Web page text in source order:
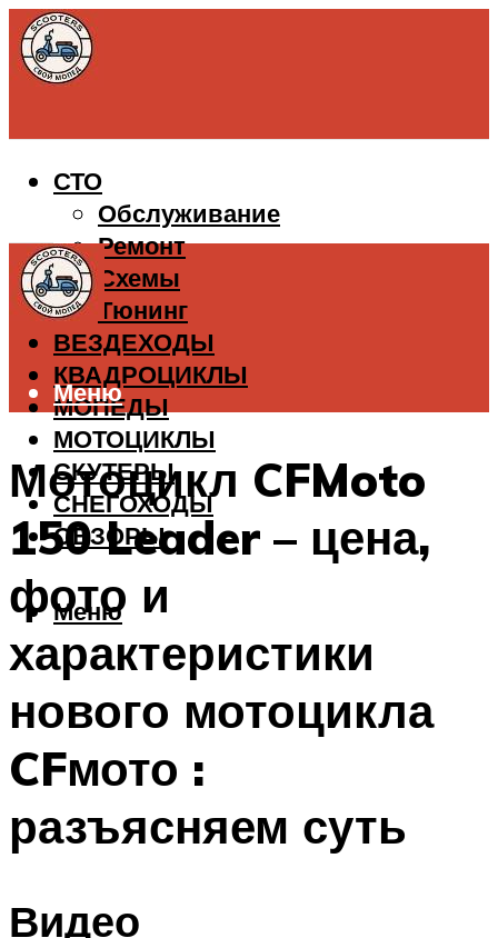
СТО
Обслуживание
Ремонт
Схемы
Тюнинг
ВЕЗДЕХОДЫ
КВАДРОЦИКЛЫ
МОПЕДЫ
МОТОЦИКЛЫ
СКУТЕРЫ
СНЕГОХОДЫ
ОБЗОРЫ
Меню
Меню
Мотоцикл CFMoto
150 Leader – цена,
фото и
характеристики
нового мотоцикла
CFмото :
разъясняем суть
Видео